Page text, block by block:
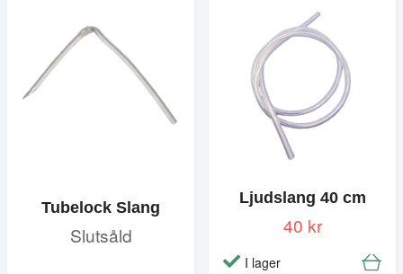
Tubelock Slang
Slutsåld
Ljudslang 40 cm
40 kr
I lager